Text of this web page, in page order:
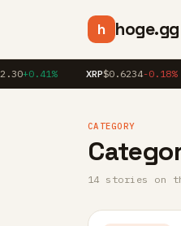
h hoge.gg
+0.41% XRP$0.6234-0.18%
CATEGORY
14 stories on